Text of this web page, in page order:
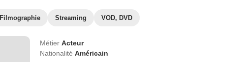
Filmographie Streaming VOD, DVD
Métier Acteur
Nationalité Américain